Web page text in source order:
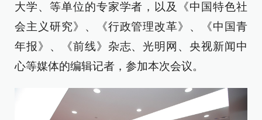
大学、等单位的专家学者，以及《中国特色社
会主义研究》、《行政管理改革》、《中国青
年报》、《前线》杂志、光明网、央视新闻中
心等媒体的编辑记者，参加本次会议。